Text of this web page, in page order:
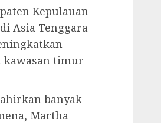
Kepulauan
Asia Tenggara
kawasan timur
banyak
Martha